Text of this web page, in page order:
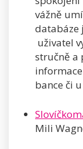
vážně
databáze
uživatel
stručně a
bance či
Mili